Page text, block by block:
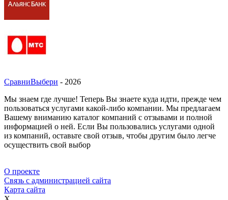
СравниВыбери - 2026
Мы знаем где лучше! Теперь Вы знаете куда идти, прежде чем
пользоваться услугами какой-либо компании. Мы предлагаем
Вашему вниманию каталог компаний с отзывами и полной
информацией о ней. Если Вы пользовались услугами одной
из компаний, оставьте свой отзыв, чтобы другим было легче
осуществить свой выбор
О проекте
Связь с администрацией сайта
Карта сайта